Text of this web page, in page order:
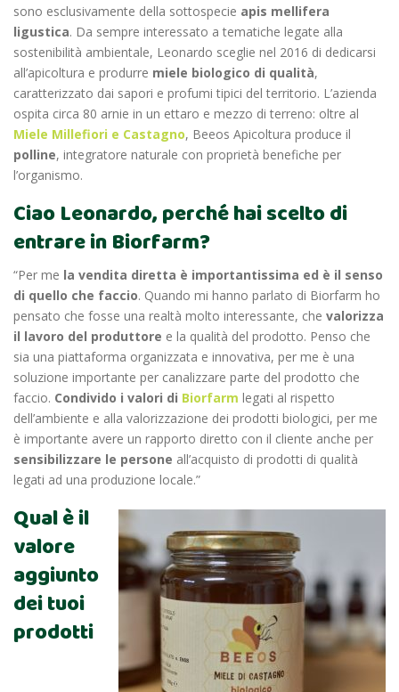
sono esclusivamente della sottospecie apis mellifera
ligustica. Da sempre interessato a tematiche legate alla
sostenibilità ambientale, Leonardo sceglie nel 2016 di dedicarsi
all’apicoltura e produrre miele biologico di qualità,
caratterizzato dai sapori e profumi tipici del territorio. L’azienda
ospita circa 80 arnie in un ettaro e mezzo di terreno: oltre al
Miele Millefiori e Castagno, Beeos Apicoltura produce il
polline, integratore naturale con proprietà benefiche per
l’organismo.
Ciao Leonardo, perché hai scelto di
entrare in Biorfarm?
“Per me la vendita diretta è importantissima ed è il senso
di quello che faccio. Quando mi hanno parlato di Biorfarm ho
pensato che fosse una realtà molto interessante, che valorizza
il lavoro del produttore e la qualità del prodotto. Penso che
sia una piattaforma organizzata e innovativa, per me è una
soluzione importante per canalizzare parte del prodotto che
faccio. Condivido i valori di Biorfarm legati al rispetto
dell’ambiente e alla valorizzazione dei prodotti biologici, per me
è importante avere un rapporto diretto con il cliente anche per
sensibilizzare le persone all’acquisto di prodotti di qualità
legati ad una produzione locale.”
Qual è il
valore
aggiunto
dei tuoi
prodotti